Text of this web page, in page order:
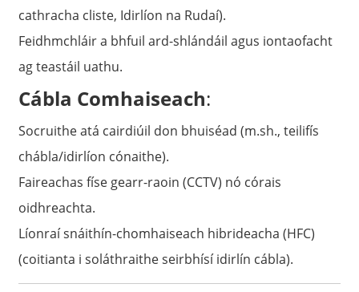
cathracha cliste, Idirlíon na Rudaí).
Feidhmchláir a bhfuil ard-shlándáil agus iontaofacht
ag teastáil uathu.
Cábla Comhaiseach:
Socruithe atá cairdiúil don bhuiséad (m.sh., teilifís
chábla/idirlíon cónaithe).
Faireachas físe gearr-raoin (CCTV) nó córais
oidhreachta.
Líonraí snáithín-chomhaiseach hibrideacha (HFC)
(coitianta i soláthraithe seirbhísí idirlín cábla).